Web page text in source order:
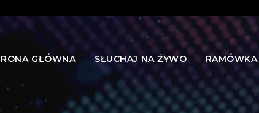
GŁÓWNA SŁUCHAJ NA ŻYWO RAMÓWKA